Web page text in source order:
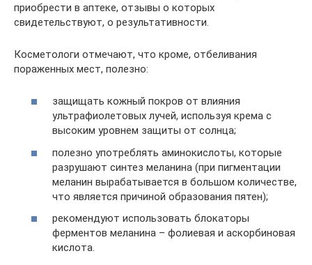
приобрести в аптеке, отзывы о которых
свидетельствуют, о результативности.
Косметологи отмечают, что кроме, отбеливания
пораженных мест, полезно:
защищать кожный покров от влияния
ультрафиолетовых лучей, используя крема с
высоким уровнем защиты от солнца;
полезно употреблять аминокислоты, которые
разрушают синтез меланина (при пигментации
меланин вырабатывается в большом количестве,
что является причиной образования пятен);
рекомендуют использовать блокаторы
ферментов меланина – фолиевая и аскорбиновая
кислота.